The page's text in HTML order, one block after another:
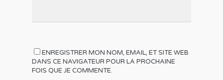
ENREGISTRER MON NOM, EMAIL, ET SITE WEB
DANS CE NAVIGATEUR POUR LA PROCHAINE
FOIS QUE JE COMMENTE.